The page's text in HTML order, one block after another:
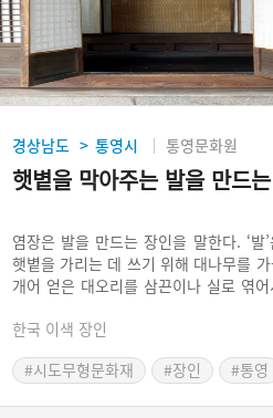
경상남도 > 통영시 통영문화원
햇볕을 막아주는 발을 만드
염장은 발을 만드는 장인을 말한다. ‘발
햇볕을 가리는 데 쓰기 위해 대나무를
개어 얻은 대오리를 삼끈이나 실로 엮
필수품이었다. 발은 옛날 사람들이 타고
가마의 문을 가리는 발에서부터, 집의 문
는 발까지 다양하게 사용되었다. 그러나
한국 이색 장인
#시도무형문화재
#장인 #통영